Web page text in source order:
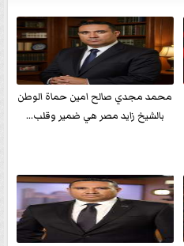
محمد مجدي صالح امين حماة الوطن
بالشيخ زايد مصر هي ضمير وقلب...